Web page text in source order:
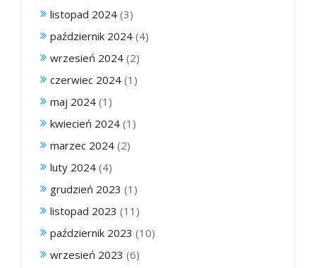
listopad 2024 (3)
październik 2024 (4)
wrzesień 2024 (2)
czerwiec 2024 (1)
maj 2024 (1)
kwiecień 2024 (1)
marzec 2024 (2)
luty 2024 (4)
grudzień 2023 (1)
listopad 2023 (11)
październik 2023 (10)
wrzesień 2023 (6)